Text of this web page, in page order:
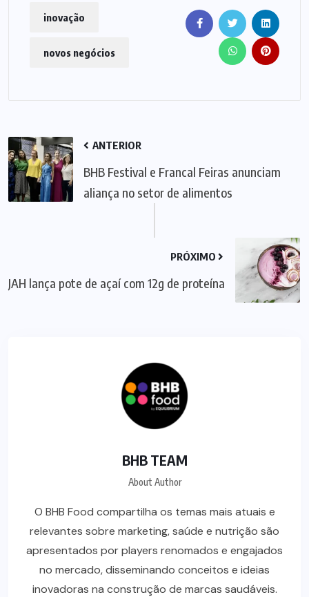
inovação
novos negócios
ANTERIOR
BHB Festival e Francal Feiras anunciam
aliança no setor de alimentos
PRÓXIMO
JAH lança pote de açaí com 12g de proteína
BHB TEAM
About Author
O BHB Food compartilha os temas mais atuais e
relevantes sobre marketing, saúde e nutrição são
apresentados por players renomados e engajados
no mercado, disseminando conceitos e ideias
inovadoras na construção de marcas saudáveis.